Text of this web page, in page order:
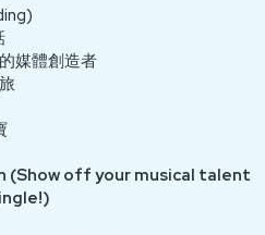
媒體創造者
off your musical talent